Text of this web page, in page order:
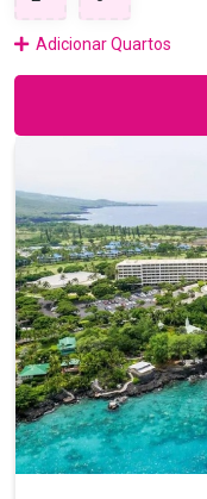
Adicionar Quartos